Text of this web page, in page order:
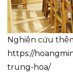
Nghiên cứu
https://
trung-hoa/